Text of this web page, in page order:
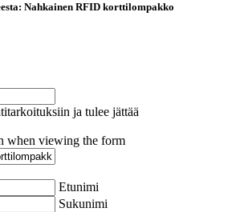
Nahkainen RFID korttilompakko
ja tulee jättää
when viewing the form
Etunimi
Sukunimi